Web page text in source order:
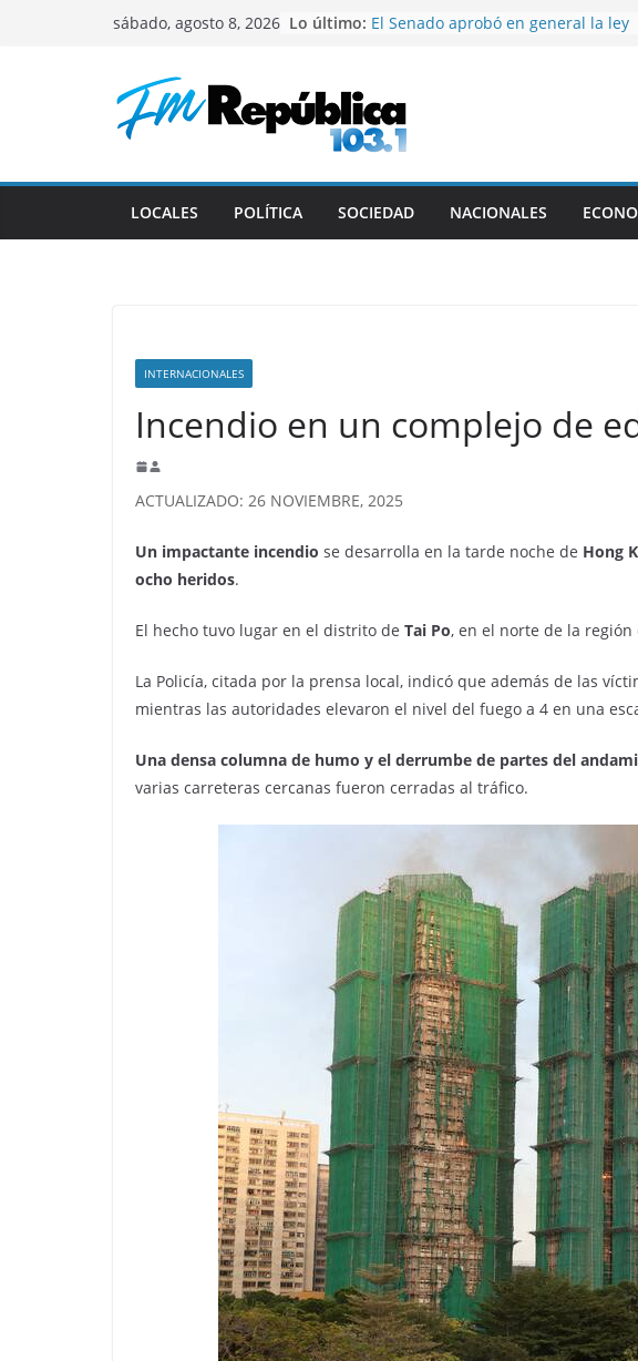
sábado, agosto 8, 2026 Lo último: El Senado aprobó en general la ley
centrada en reuniones bilaterales
Comienza la cuarta fecha del
Torneo Clausura
Gustavo recibió a reconocidos
El mal momento que vivió Franco
Colapinto en Italia
LOCALES POLÍTICA SOCIEDAD NACIONALES
INTERNACIONALES
Incendio en un complejo de
ACTUALIZADO: 26 NOVIEMBRE, 2025
Un impactante incendio se desarrolla en la tarde noche de Hong
ocho heridos.
El hecho tuvo lugar en el distrito de Tai Po, en el norte de la región
La Policía, citada por la prensa local, indicó que además de las
mientras las autoridades elevaron el nivel del fuego a 4 en una
Una densa columna de humo y el derrumbe de partes del
varias carreteras cercanas fueron cerradas al tráfico.